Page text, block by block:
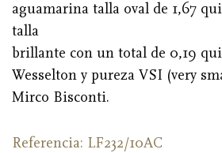
aguamarina talla oval de 1,67
talla
brillante con un total de 0,19
Wesselton y pureza VSI (very
Mirco Bisconti.
Referencia: LF232/10AC